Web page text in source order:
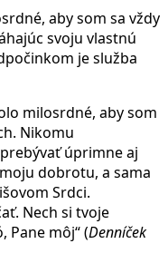
aby som sa vždy
svoju vlastnú
je služba
milosrdné, aby som
Nikomu
úprimne aj
dobrotu, a sama
Srdci.
Nech si tvoje
Pane môj“ (Denníček